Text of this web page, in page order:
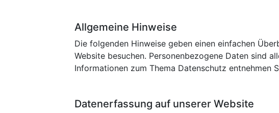
Allgemeine Hinweise
Die folgenden Hinweise geben einen einfachen
Website besuchen. Personenbezogene Daten sind
Informationen zum Thema Datenschutz entnehmen
Datenerfassung auf unserer Website